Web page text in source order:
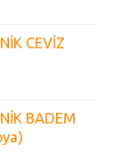
CEVİZ
BADEM